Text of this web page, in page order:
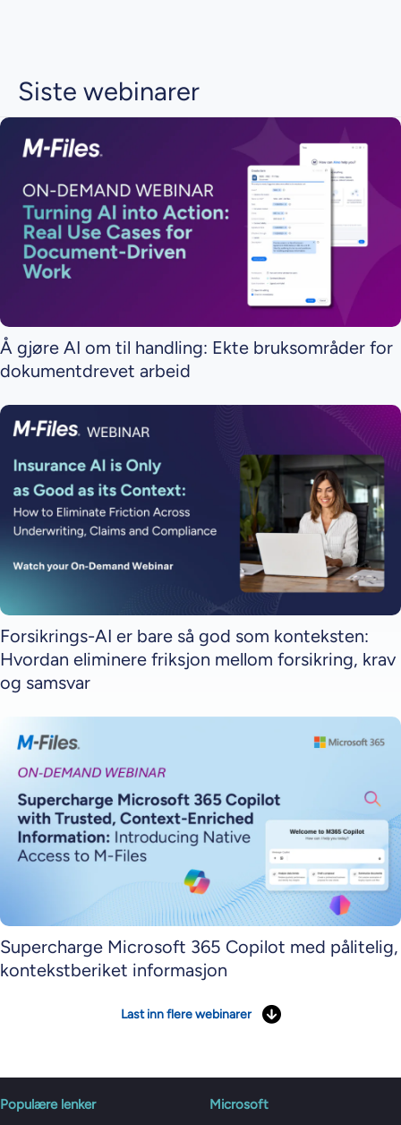
Siste webinarer
Å gjøre AI om til handling: Ekte bruksområder for
dokumentdrevet arbeid
Forsikrings-AI er bare så god som konteksten:
Hvordan eliminere friksjon mellom forsikring, krav
og samsvar
Supercharge Microsoft 365 Copilot med pålitelig,
kontekstberiket informasjon
Last inn flere webinarer
Populære lenker Microsoft